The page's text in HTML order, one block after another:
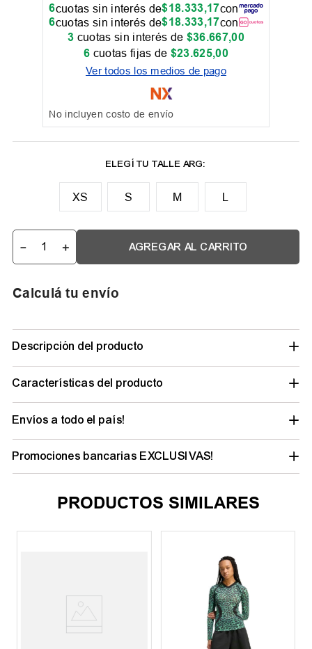
6cuotas sin interés de$18.333,17con
6cuotas sin interés de$18.333,17con
3 cuotas sin interés de $36.667,00
6 cuotas fijas de $23.625,00
Ver todos los medios de pago
No incluyen costo de envío
XS M L
＋
－ AGREGAR AL CARRITO
Calculá tu envío
Descripción del producto
Características del producto
Envíos a todo el país!
Promociones bancarias EXCLUSIVAS!
PRODUCTOS SIMILARES